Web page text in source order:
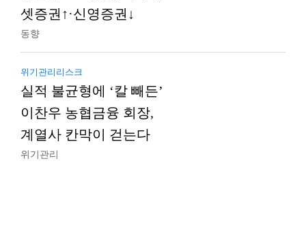
셋증권↑·신영증권↓
동향
위기관리리스크
실적 불균형에 ‘칼 빼든’
이찬우 농협금융 회장,
계열사 칸막이 걷는다
위기관리